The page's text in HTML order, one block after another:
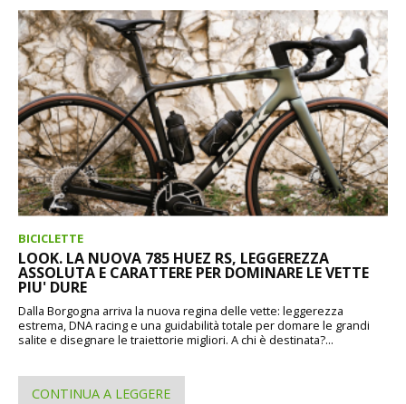
BICICLETTE
LOOK. LA NUOVA 785 HUEZ RS, LEGGEREZZA
ASSOLUTA E CARATTERE PER DOMINARE LE VETTE
PIU' DURE
Dalla Borgogna arriva la nuova regina delle vette: leggerezza
estrema, DNA racing e una guidabilità totale per domare le grandi
salite e disegnare le traiettorie migliori. A chi è destinata?...
CONTINUA A LEGGERE